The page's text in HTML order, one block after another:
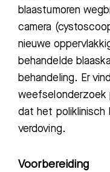
blaastumoren
camera
nieuwe
behandelde
behandeling. Er
weefselonderzoek
dat het poliklinisch
verdoving.
Voorbereiding